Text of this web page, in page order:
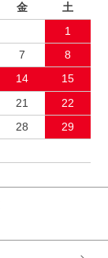
金
土
1
7
8
14
15
21
22
28
29